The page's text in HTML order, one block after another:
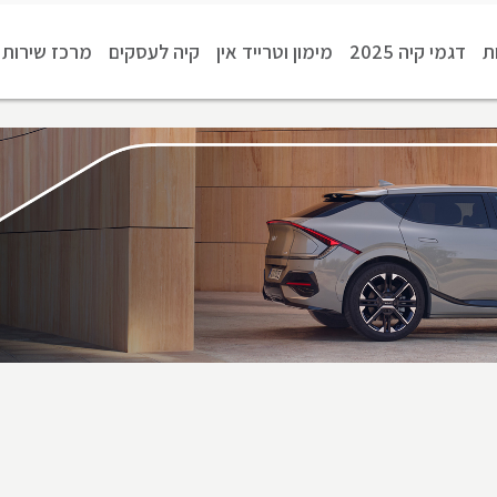
דגמי קיה 2025 מימון וטרייד אין קיה לעסקים מרכז שירות